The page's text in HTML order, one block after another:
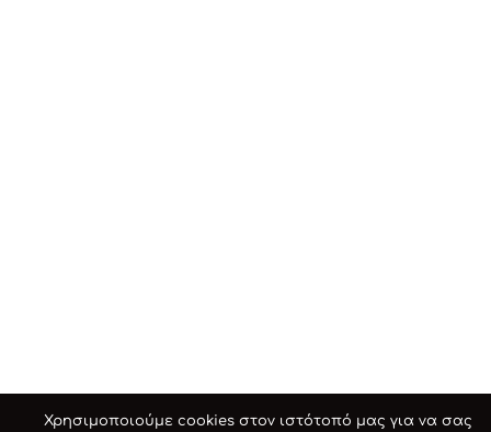
Χρησιμοποιούμε cookies στον ιστότοπό μας για να σας